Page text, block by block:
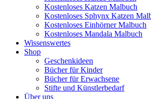
Kostenloses Katzen Malbuch
Kostenloses Sphynx Katzen
Kostenloses Einhörner Malbuch
Kostenloses Mandala Malbuch
Wissenswertes
Shop
Geschenkideen
Bücher für Kinder
Bücher für Erwachsene
Stifte und Künstlerbedarf
Über uns